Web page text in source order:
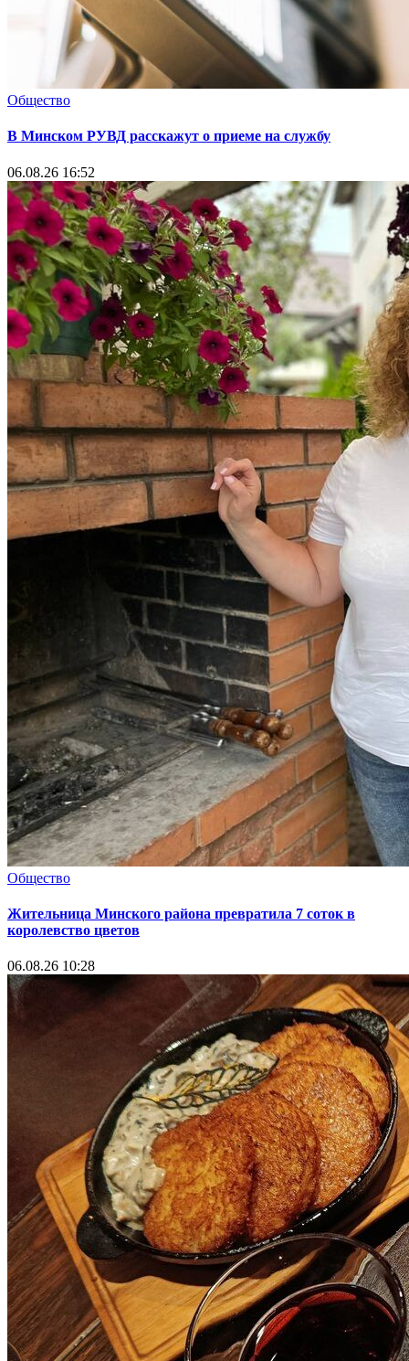
Общество
В Минском РУВД расскажут о приеме на службу
06.08.26 16:52
Общество
Жительница Минского района превратила 7 соток в
королевство цветов
06.08.26 10:28